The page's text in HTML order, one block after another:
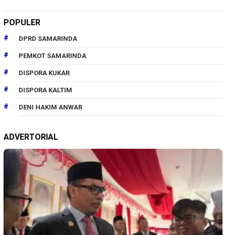
POPULER
DPRD SAMARINDA
PEMKOT SAMARINDA
DISPORA KUKAR
DISPORA KALTIM
DENI HAKIM ANWAR
ADVERTORIAL